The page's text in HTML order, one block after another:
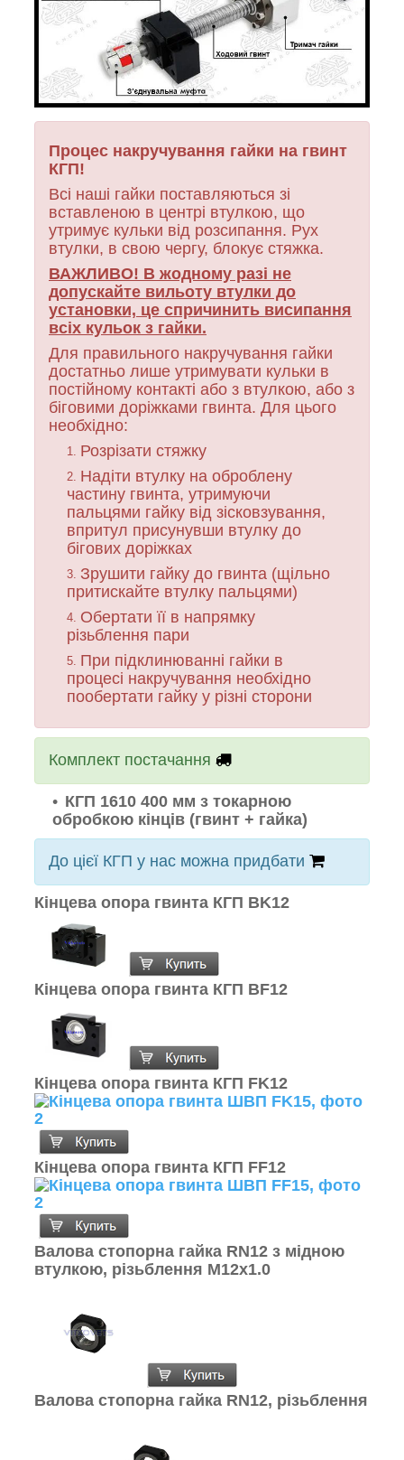
Процес накручування гайки на гвинт
КГП!
Всі наші гайки поставляються зі
вставленою в центрі втулкою, що
утримує кульки від розсипання. Рух
втулки, в свою чергу, блокує стяжка.
ВАЖЛИВО! В жодному разі не
допускайте вильоту втулки до
установки, це спричинить висипання
всіх кульок з гайки.
Для правильного накручування гайки
достатньо лише утримувати кульки в
постійному контакті або з втулкою, або з
біговими доріжками гвинта. Для цього
необхідно:
Розрізати стяжку
Надіти втулку на оброблену
частину гвинта, утримуючи
пальцями гайку від зісковзування,
впритул присунувши втулку до
бігових доріжках
Зрушити гайку до гвинта (щільно
притискайте втулку пальцями)
Обертати її в напрямку
різьблення пари
При підклинюванні гайки в
процесі накручування необхідно
пообертати гайку у різні сторони
Комплект постачання
КГП 1610 400 мм з токарною
обробкою кінців (гвинт + гайка)
До цієї КГП у нас можна придбати
Кінцева опора гвинта КГП BK12
Кінцева опора гвинта КГП BF12
Кінцева опора гвинта КГП FK12
Кінцева опора гвинта КГП FF12
Валова стопорна гайка RN12 з мідною
втулкою, різьблення M12x1.0
Валова стопорна гайка RN12, різьблення